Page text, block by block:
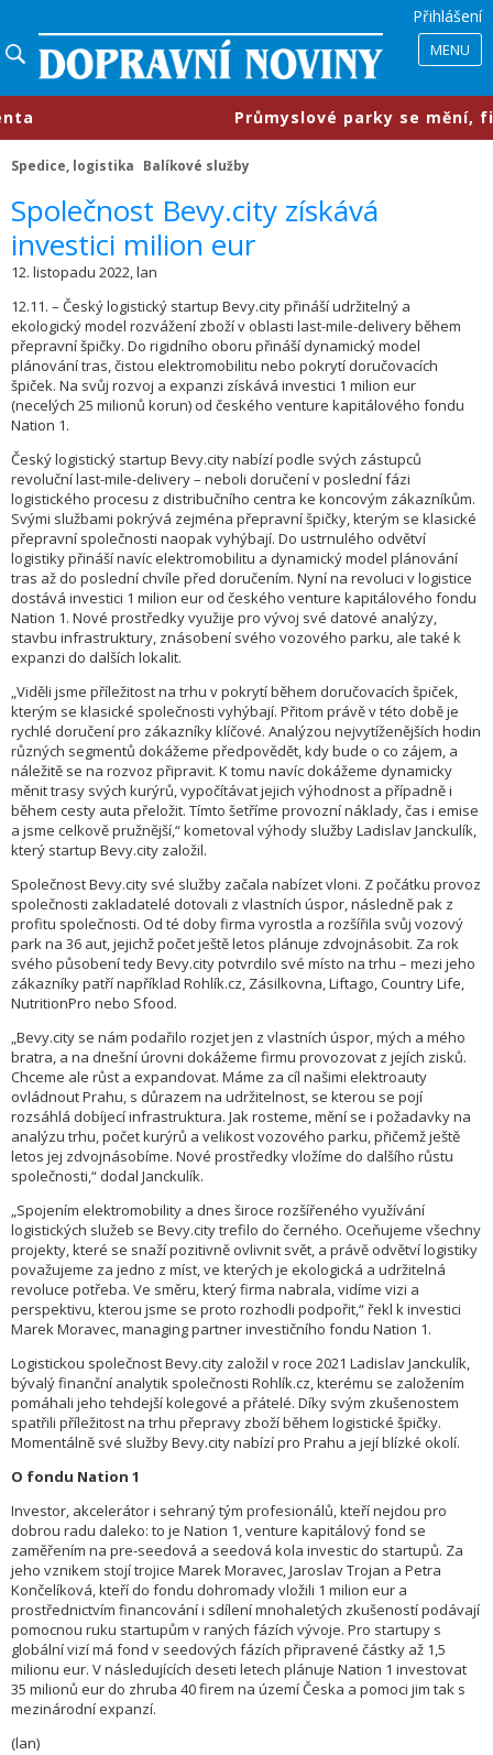
Přihlášení
MENU
​Průmyslové parky se mění,
Spedice, logistika Balíkové služby
​Společnost Bevy.city získává
investici milion eur
12. listopadu 2022, lan
12.11. – Český logistický startup Bevy.city přináší udržitelný a
ekologický model rozvážení zboží v oblasti last-mile-delivery během
přepravní špičky. Do rigidního oboru přináší dynamický model
plánování tras, čistou elektromobilitu nebo pokrytí doručovacích
špiček. Na svůj rozvoj a expanzi získává investici 1 milion eur
(necelých 25 milionů korun) od českého venture kapitálového fondu
Nation 1.
Český logistický startup Bevy.city nabízí podle svých zástupců
revoluční last-mile-delivery – neboli doručení v poslední fázi
logistického procesu z distribučního centra ke koncovým zákazníkům.
Svými službami pokrývá zejména přepravní špičky, kterým se klasické
přepravní společnosti naopak vyhýbají. Do ustrnulého odvětví
logistiky přináší navíc elektromobilitu a dynamický model plánování
tras až do poslední chvíle před doručením. Nyní na revoluci v logistice
dostává investici 1 milion eur od českého venture kapitálového fondu
Nation 1. Nové prostředky využije pro vývoj své datové analýzy,
stavbu infrastruktury, znásobení svého vozového parku, ale také k
expanzi do dalších lokalit.
„Viděli jsme příležitost na trhu v pokrytí během doručovacích špiček,
kterým se klasické společnosti vyhýbají. Přitom právě v této době je
rychlé doručení pro zákazníky klíčové. Analýzou nejvytíženějších hodin
různých segmentů dokážeme předpovědět, kdy bude o co zájem, a
náležitě se na rozvoz připravit. K tomu navíc dokážeme dynamicky
měnit trasy svých kurýrů, vypočítávat jejich výhodnost a případně i
během cesty auta přeložit. Tímto šetříme provozní náklady, čas i emise
a jsme celkově pružnější,“ kometoval výhody služby Ladislav Janckulík,
který startup Bevy.city založil.
Společnost Bevy.city své služby začala nabízet vloni. Z počátku provoz
společnosti zakladatelé dotovali z vlastních úspor, následně pak z
profitu společnosti. Od té doby firma vyrostla a rozšířila svůj vozový
park na 36 aut, jejichž počet ještě letos plánuje zdvojnásobit. Za rok
svého působení tedy Bevy.city potvrdilo své místo na trhu – mezi jeho
zákazníky patří například Rohlík.cz, Zásilkovna, Liftago, Country Life,
NutritionPro nebo Sfood.
„Bevy.city se nám podařilo rozjet jen z vlastních úspor, mých a mého
bratra, a na dnešní úrovni dokážeme firmu provozovat z jejích zisků.
Chceme ale růst a expandovat. Máme za cíl našimi elektroauty
ovládnout Prahu, s důrazem na udržitelnost, se kterou se pojí
rozsáhlá dobíjecí infrastruktura. Jak rosteme, mění se i požadavky na
analýzu trhu, počet kurýrů a velikost vozového parku, přičemž ještě
letos jej zdvojnásobíme. Nové prostředky vložíme do dalšího růstu
společnosti,“ dodal Janckulík.
„Spojením elektromobility a dnes široce rozšířeného využívání
logistických služeb se Bevy.city trefilo do černého. Oceňujeme všechny
projekty, které se snaží pozitivně ovlivnit svět, a právě odvětví logistiky
považujeme za jedno z míst, ve kterých je ekologická a udržitelná
revoluce potřeba. Ve směru, který firma nabrala, vidíme vizi a
perspektivu, kterou jsme se proto rozhodli podpořit,“ řekl k investici
Marek Moravec, managing partner investičního fondu Nation 1.
Logistickou společnost Bevy.city založil v roce 2021 Ladislav Janckulík,
bývalý finanční analytik společnosti Rohlík.cz, kterému se založením
pomáhali jeho tehdejší kolegové a přátelé. Díky svým zkušenostem
spatřili příležitost na trhu přepravy zboží během logistické špičky.
Momentálně své služby Bevy.city nabízí pro Prahu a její blízké okolí.
O fondu Nation 1
Investor, akcelerátor i sehraný tým profesionálů, kteří nejdou pro
dobrou radu daleko: to je Nation 1, venture kapitálový fond se
zaměřením na pre-seedová a seedová kola investic do startupů. Za
jeho vznikem stojí trojice Marek Moravec, Jaroslav Trojan a Petra
Končelíková, kteří do fondu dohromady vložili 1 milion eur a
prostřednictvím financování i sdílení mnohaletých zkušeností podávají
pomocnou ruku startupům v raných fázích vývoje. Pro startupy s
globální vizí má fond v seedových fázích připravené částky až 1,5
milionu eur. V následujících deseti letech plánuje Nation 1 investovat
35 milionů eur do zhruba 40 firem na území Česka a pomoci jim tak s
mezinárodní expanzí.
(lan)